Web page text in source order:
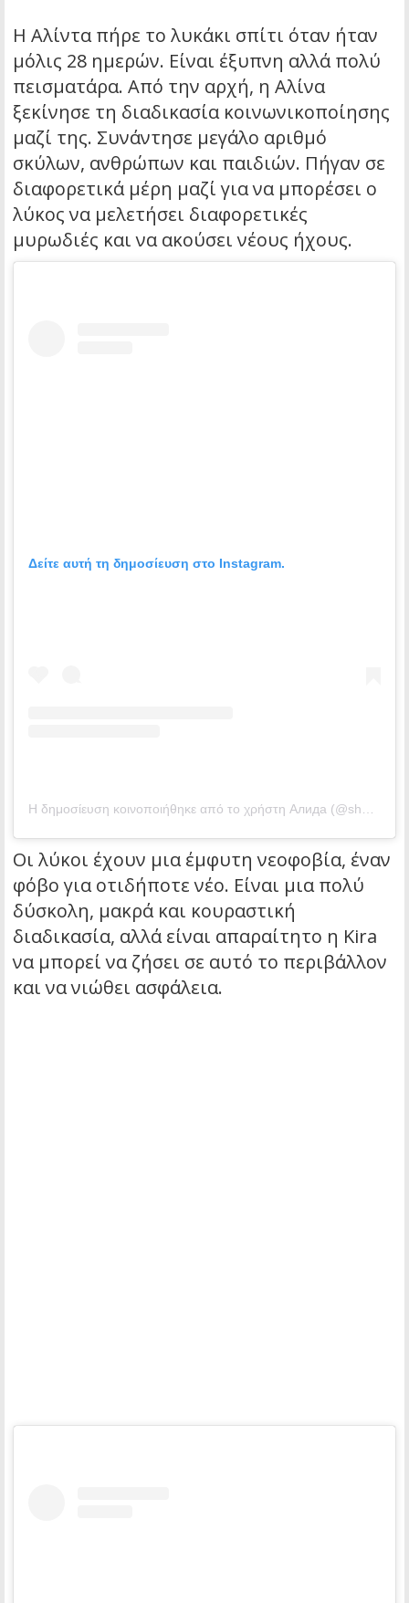
Η Αλίντα πήρε το λυκάκι σπίτι όταν ήταν
μόλις 28 ημερών. Είναι έξυπνη αλλά πολύ
πεισματάρα. Από την αρχή, η Αλίνα
ξεκίνησε τη διαδικασία κοινωνικοποίησης
μαζί της. Συνάντησε μεγάλο αριθμό
σκύλων, ανθρώπων και παιδιών. Πήγαν σε
διαφορετικά μέρη μαζί για να μπορέσει ο
λύκος να μελετήσει διαφορετικές
μυρωδιές και να ακούσει νέους ήχους.
Δείτε αυτή τη δημοσίευση στο Instagram.
Οι λύκοι έχουν μια έμφυτη νεοφοβία, έναν
φόβο για οτιδήποτε νέο. Είναι μια πολύ
δύσκολη, μακρά και κουραστική
διαδικασία, αλλά είναι απαραίτητο η Kira
να μπορεί να ζήσει σε αυτό το περιβάλλον
και να νιώθει ασφάλεια.